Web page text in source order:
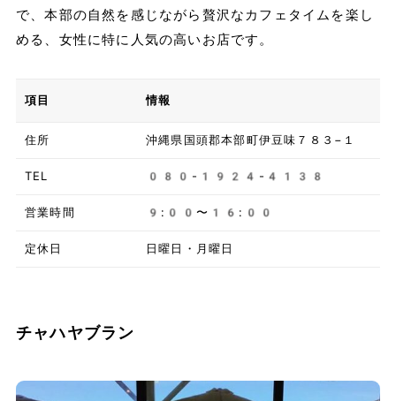
で、本部の自然を感じながら贅沢なカフェタイムを楽し
める、女性に特に人気の高いお店です。
項目 情報
住所 沖縄県国頭郡本部町伊豆味７８３−１
TEL 080-1924-4138
営業時間 9:00〜16:00
定休日 日曜日・月曜日
チャハヤブラン